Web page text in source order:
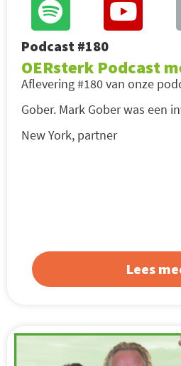
Podcast #180
OERsterk Podcast
Aflevering #180 van onze
Gober. Mark Gober was een
New York, partner
Lees